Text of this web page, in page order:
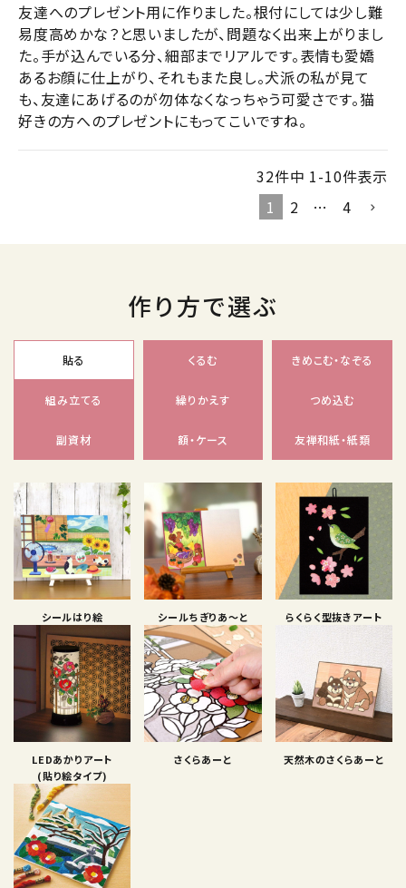
友達へのプレゼント用に作りました。根付にしては少し難
易度高めかな？と思いましたが、問題なく出来上がりまし
た。手が込んでいる分、細部までリアルです。表情も愛嬌
あるお顔に仕上がり、それもまた良し。犬派の私が見て
も、友達にあげるのが勿体なくなっちゃう可愛さです。猫
好きの方へのプレゼントにもってこいですね。
32件中 1-10件表示
1
2 … 4
作り方で選ぶ
貼る くるむ きめこむ・なぞる
組み立てる 繰りかえす つめ込む
副資材 額・ケース 友禅和紙・紙類
シールはり絵 シールちぎりあ〜と らくらく型抜きアート
LEDあかりアート
(貼り絵タイプ)
さくらあーと 天然木のさくらあーと